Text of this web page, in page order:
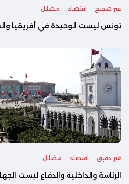
غير صحيح اقتصاد مضلل
تونس ليست الوحيدة في أفريقيا
غير دقيق اقتصاد مضلل
الرئاسة والداخلية والدفاع ليست